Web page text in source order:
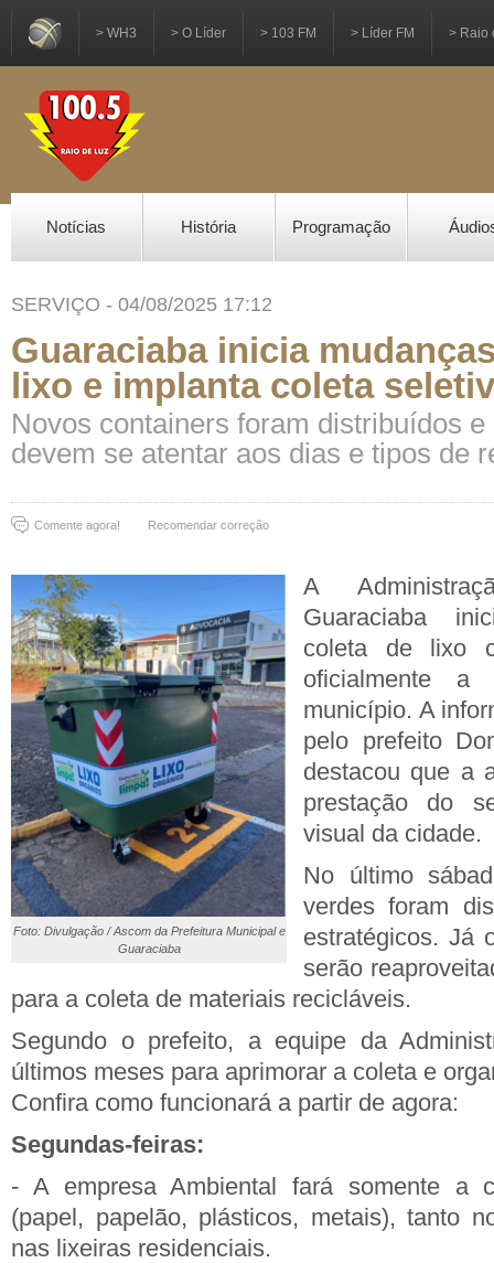
> WH3 > O Líder > 103 FM > Líder FM > Raio
Notícias História Programação
SERVIÇO - 04/08/2025 17:12
Guaraciaba inicia
lixo e implanta coleta
Novos containers foram distribuídos
devem se atentar aos dias e tipos de
Comente agora! Recomendar correção
Foto: Divulgação / Ascom da Prefeitura Municipal e
Guaraciaba
A
Guaraciaba
coleta de lixo
oficialmente a
município. A
pelo prefeito
destacou que a
prestação do
visual da cidade.
No último
verdes foram
estratégicos. Já
serão
para a coleta de materiais recicláveis.
Segundo o prefeito, a equipe da
últimos meses para aprimorar a coleta e
Confira como funcionará a partir de agora:
Segundas-feiras:
- A empresa Ambiental fará somente a
(papel, papelão, plásticos, metais), tanto
nas lixeiras residenciais.